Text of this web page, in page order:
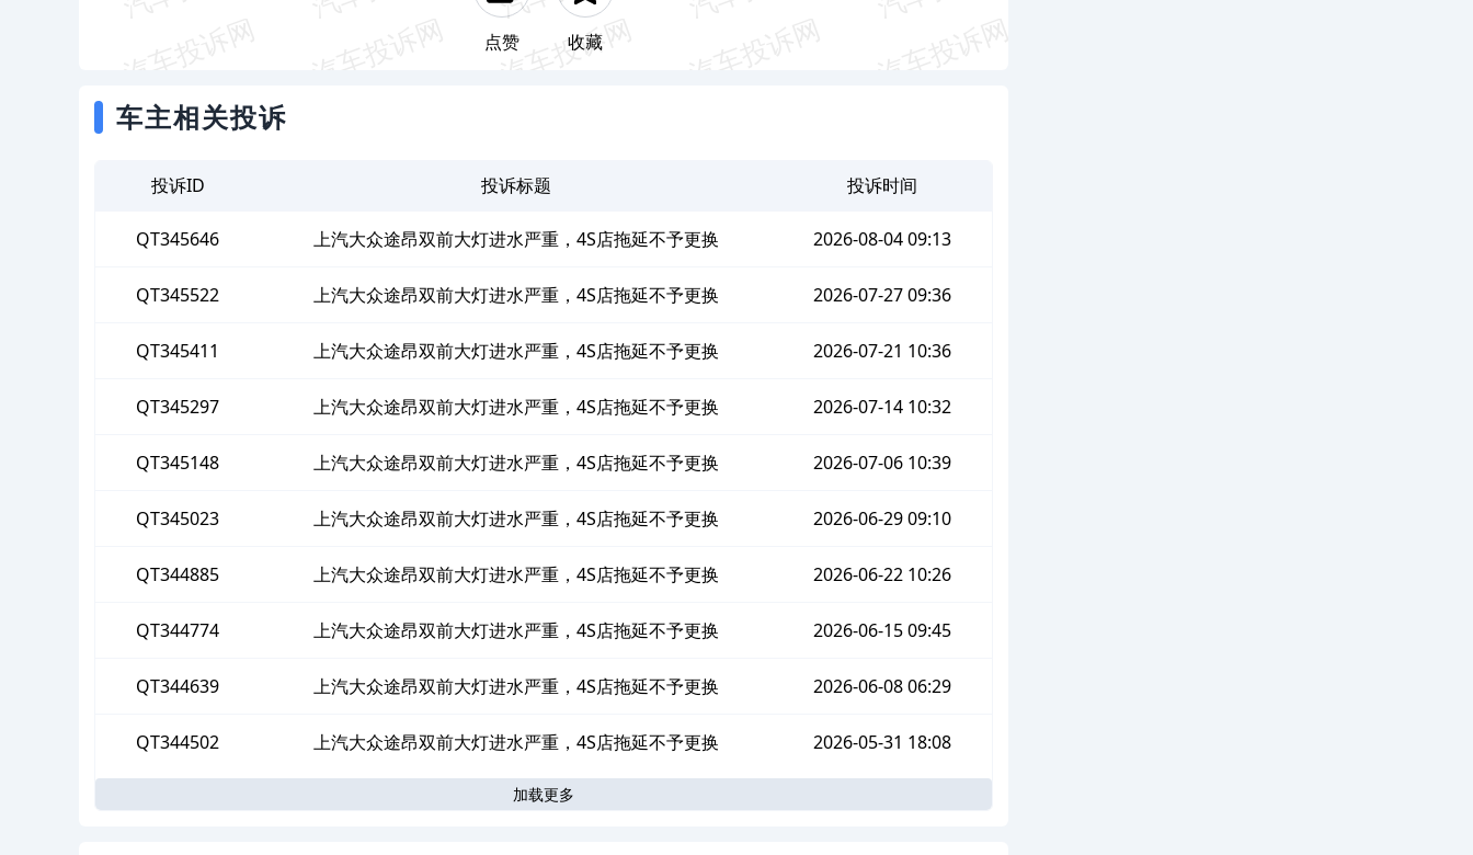
点赞 收藏
车主相关投诉
投诉ID 投诉标题 投诉时间
QT345646 上汽大众途昂双前大灯进水严重，4S店拖延不予更换 2026-08-04 09:13
QT345522 上汽大众途昂双前大灯进水严重，4S店拖延不予更换 2026-07-27 09:36
QT345411 上汽大众途昂双前大灯进水严重，4S店拖延不予更换 2026-07-21 10:36
QT345297 上汽大众途昂双前大灯进水严重，4S店拖延不予更换 2026-07-14 10:32
QT345148 上汽大众途昂双前大灯进水严重，4S店拖延不予更换 2026-07-06 10:39
QT345023 上汽大众途昂双前大灯进水严重，4S店拖延不予更换 2026-06-29 09:10
QT344885 上汽大众途昂双前大灯进水严重，4S店拖延不予更换 2026-06-22 10:26
QT344774 上汽大众途昂双前大灯进水严重，4S店拖延不予更换 2026-06-15 09:45
QT344639 上汽大众途昂双前大灯进水严重，4S店拖延不予更换 2026-06-08 06:29
QT344502 上汽大众途昂双前大灯进水严重，4S店拖延不予更换 2026-05-31 18:08
加载更多